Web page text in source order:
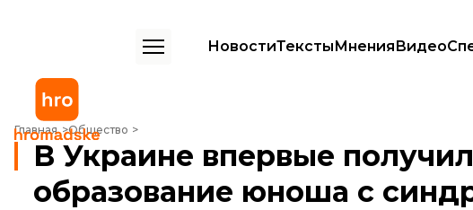
НовостиТекстыМненияВидео
Главная Общество
В Украине впервые получил высшее образование юноша с синдромом Дауна
В Украине впервые
образование юноша с